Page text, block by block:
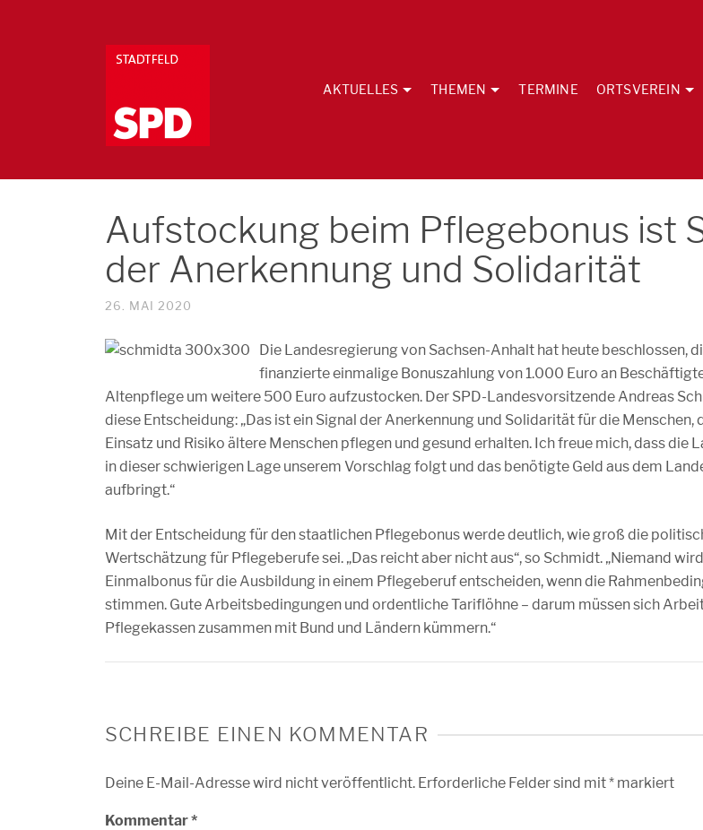
AKTUELLES THEMEN TERMINE ORTSVEREIN
Aufstockung beim Pflegebonus ist
der Anerkennung und Solidarität
26. MAI 2020
Die Landesregierung von Sachsen-Anhalt hat heute beschlossen,
finanzierte einmalige Bonuszahlung von 1.000 Euro an
Altenpflege um weitere 500 Euro aufzustocken. Der SPD-Landesvorsitzende Andreas
diese Entscheidung: „Das ist ein Signal der Anerkennung und Solidarität für die Menschen,
Einsatz und Risiko ältere Menschen pflegen und gesund erhalten. Ich freue mich, dass die
in dieser schwierigen Lage unserem Vorschlag folgt und das benötigte Geld aus dem
aufbringt.“
Mit der Entscheidung für den staatlichen Pflegebonus werde deutlich, wie groß die
Wertschätzung für Pflegeberufe sei. „Das reicht aber nicht aus“, so Schmidt. „Niemand
Einmalbonus für die Ausbildung in einem Pflegeberuf entscheiden, wenn die
stimmen. Gute Arbeitsbedingungen und ordentliche Tariflöhne – darum müssen sich
Pflegekassen zusammen mit Bund und Ländern kümmern.“
SCHREIBE EINEN KOMMENTAR
Deine E-Mail-Adresse wird nicht veröffentlicht. Erforderliche Felder sind mit* markiert
Kommentar*